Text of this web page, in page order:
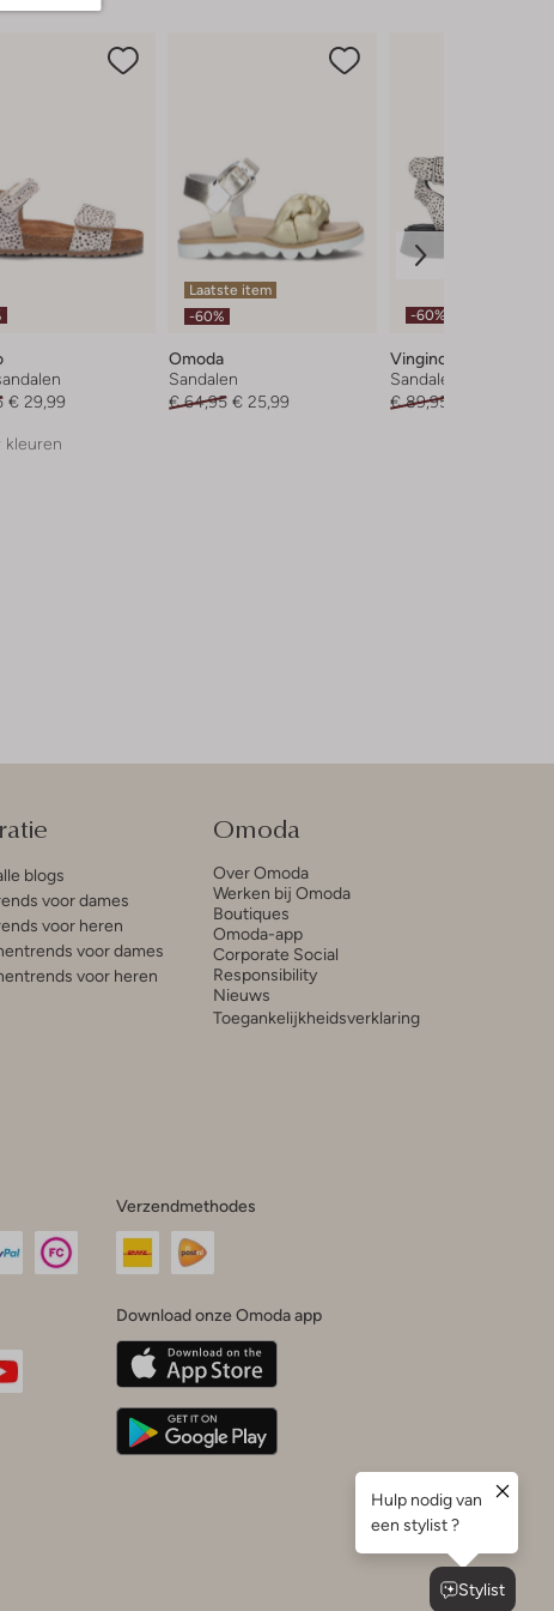
€ 29,99
kleuren
Laatste item
-60%
Omoda
Sandalen
€ 64,95 € 25,99
-60%
Vingino
Sandalen
€ 89,95
blogs
voor dames
voor heren
voor dames
voor heren
Omoda
Over Omoda
Werken bij Omoda
Boutiques
Omoda-app
Corporate Social
Responsibility
Nieuws
Toegankelijkheidsverklaring
Verzendmethodes
Download onze Omoda app